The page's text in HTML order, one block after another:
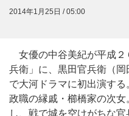
2014年1月25日 / 05:00
女優の中谷美紀が平成２
兵衛」に、黒田官兵衛（
で大河ドラマに初出演す
政職の縁戚・櫛橋家の次
し、戦で城を空けがちな